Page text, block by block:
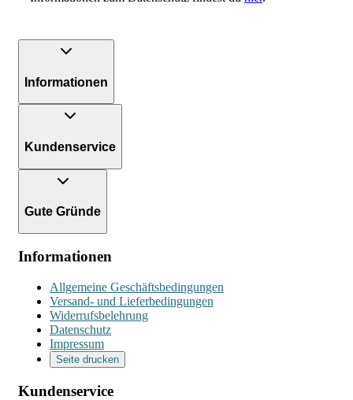
Informationen
Kundenservice
Gute Gründe
Informationen
Allgemeine Geschäftsbedingungen
Versand- und Lieferbedingungen
Widerrufsbelehrung
Datenschutz
Impressum
Seite drucken
Kundenservice